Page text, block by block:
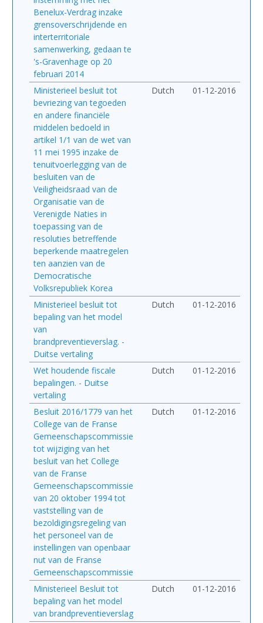
Benelux-Verdrag inzake
grensoverschrijdende en
interterritoriale
samenwerking, gedaan te
's-Gravenhage op 20
februari 2014
Ministerieel besluit tot
bevriezing van tegoeden
en andere financiële
middelen bedoeld in
artikel 1/1 van de wet van
11 mei 1995 inzake de
tenuitvoerlegging van de
besluiten van de
Veiligheidsraad van de
Organisatie van de
Verenigde Naties in
toepassing van de
resoluties betreffende
beperkende maatregelen
ten aanzien van de
Democratische
Volksrepubliek Korea
Dutch 01-12-2016
Ministerieel besluit tot
bepaling van het model
van
brandpreventieverslag. -
Duitse vertaling
Dutch 01-12-2016
Wet houdende fiscale
bepalingen. - Duitse
vertaling
Dutch 01-12-2016
Besluit 2016/1779 van het
College van de Franse
Gemeenschapscommissie
tot wijziging van het
besluit van het College
van de Franse
Gemeenschapscommissie
van 20 oktober 1994 tot
vaststelling van de
bezoldigingsregeling van
het personeel van de
instellingen van openbaar
nut van de Franse
Gemeenschapscommissie
Dutch 01-12-2016
Ministerieel Besluit tot
bepaling van het model
van brandpreventieverslag
Dutch 01-12-2016